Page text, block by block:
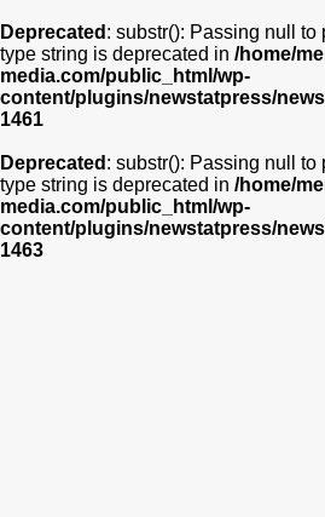
Deprecated : substr(): Passing null to
type string is deprecated in /home/
media.com/public_html/wp-
content/plugins/newstatpress/
1461
Deprecated : substr(): Passing null to
type string is deprecated in /home/
media.com/public_html/wp-
content/plugins/newstatpress/
1463